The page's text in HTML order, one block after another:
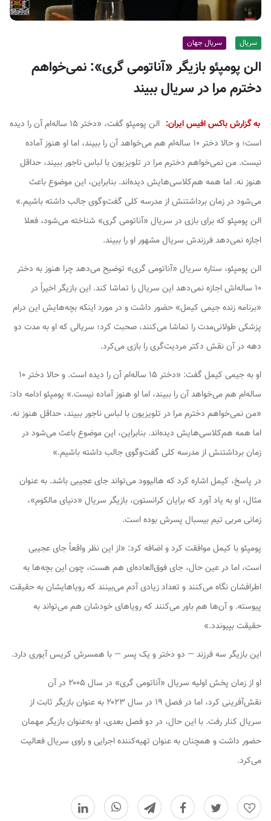
سریال سریال جهان
الن پومپئو بازیگر «آناتومی گری»: نمی‌خواهم
دخترم مرا در سریال ببیند
به گزارش باکس افیس ایران: الن پومپئو گفت،
«دختر ۱۵ ساله‌ام آن را دیده
است؛ و حالا دختر ۱۰ ساله‌ام هم می‌خواهد آن را ببیند، اما او هنوز آماده
نیست. من نمی‌خواهم دخترم مرا در تلویزیون با لباس ناجور ببیند، حداقل
هنوز نه. اما همه هم‌کلاسی‌هایش دیده‌اند. بنابراین، این موضوع باعث
می‌شود در زمان برداشتنش از مدرسه کلی گفت‌وگوی جالب داشته باشیم.»
الن پومپئو که برای بازی در سریال «آناتومی گری» شناخته می‌شود، فعلا
اجازه نمی‌دهد فرزندش سریال مشهور او را ببیند.
الن پومپئو، ستاره سریال «آناتومی گری» توضیح می‌دهد چرا هنوز به دختر
۱۰ ساله‌اش اجازه نمی‌دهد این سریال را تماشا کند. این بازیگر اخیراً در
«برنامه زنده جیمی کیمل» حضور داشت و در مورد اینکه بچه‌هایش این درام
پزشکی طولانی‌مدت را تماشا می‌کنند، صحبت کرد؛ سریالی که او به مدت دو
دهه در آن نقش دکتر مردیت‌گری را بازی می‌کرد.
او به جیمی کیمل گفت: «دختر ۱۵ ساله‌ام آن را دیده است. و حالا دختر ۱۰
ساله‌ام هم می‌خواهد آن را ببیند، اما او هنوز آماده نیست.» پومپئو ادامه داد:
«من نمی‌خواهم دخترم مرا در تلویزیون با لباس ناجور ببیند، حداقل هنوز نه.
اما همه هم‌کلاسی‌هایش دیده‌اند. بنابراین، این موضوع باعث می‌شود در
زمان برداشتنش از مدرسه کلی گفت‌وگوی جالب داشته باشیم.»
در پاسخ، کیمل اشاره کرد که هالیوود می‌تواند جای عجیبی باشد. به عنوان
مثال، او به یاد آورد که برایان کرانستون، بازیگر سریال «دنیای مالکوم»،
زمانی مربی تیم بیسبال پسرش بوده است.
پومپئو با کیمل موافقت کرد و اضافه کرد: «از این نظر واقعاً جای عجیبی
است، اما در عین حال، جای فوق‌العاده‌ای هم هست، چون این بچه‌ها به
اطرافشان نگاه می‌کنند و تعداد زیادی آدم می‌بینند که رویاهایشان به حقیقت
پیوسته. و آن‌ها هم باور می‌کنند که رویاهای خودشان هم می‌تواند به
حقیقت بپیوندد.»
این بازیگر سه فرزند — دو دختر و یک پسر — با همسرش کریس آیوری دارد.
او از زمان پخش اولیه سریال «آناتومی گری» در سال ۲۰۰۵ در آن
نقش‌آفرینی کرد، اما در فصل ۱۹ در سال ۲۰۲۳ به عنوان بازیگر ثابت از
سریال کنار رفت. با این حال، در دو فصل بعدی، او به‌عنوان بازیگر مهمان
حضور داشت و همچنان به عنوان تهیه‌کننده اجرایی و راوی سریال فعالیت
می‌کرد.
0